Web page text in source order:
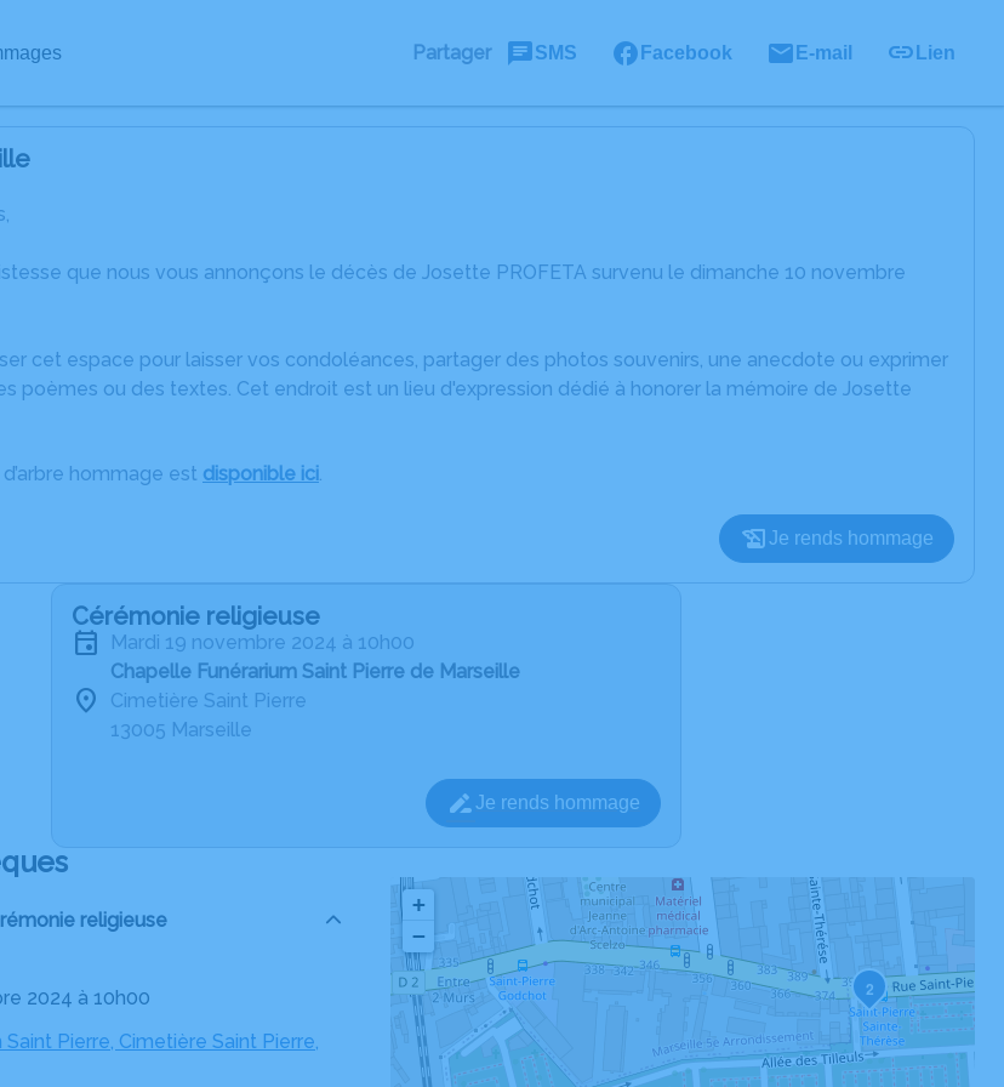
Partager SMS Facebook E-mail Lien
que nous vous annonçons le décès de Josette PROFETA survenu le dimanche 10 novembre
cet espace pour laisser vos condoléances, partager des photos souvenirs, une anecdote ou exprimer
poèmes ou des textes. Cet endroit est un lieu d'expression dédié à honorer la mémoire de Josette
hommage est disponible ici.
Je rends hommage
Cérémonie religieuse
mardi 19 novembre 2024 à 10h00
Chapelle Funérarium Saint Pierre de Marseille
Cimetière Saint Pierre
13005 Marseille
Je rends hommage
religieuse
2024 à 10h00
Saint Pierre, Cimetière Saint Pierre,
2
+
−